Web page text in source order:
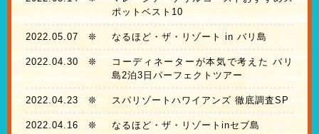
ポットベスト10
2022.05.07 ❊ なるほど・ザ・リゾート in バリ島
2022.04.30 ❊
コーディネーターが本気で考えた バリ
島2泊3日パーフェクトツアー
2022.04.23 ❊ スパリゾートハワイアンズ 徹底調査SP
2022.04.16 ❊ なるほど・ザ・リゾートinセブ島